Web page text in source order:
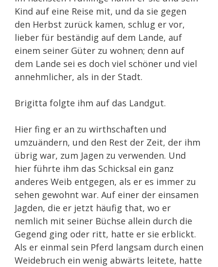
Kind auf eine Reise mit, und da sie gegen
den Herbst zurück kamen, schlug er vor,
lieber für beständig auf dem Lande, auf
einem seiner Güter zu wohnen; denn auf
dem Lande sei es doch viel schöner und viel
annehmlicher, als in der Stadt.
Brigitta folgte ihm auf das Landgut.
Hier fing er an zu wirthschaften und
umzuändern, und den Rest der Zeit, der ihm
übrig war, zum Jagen zu verwenden. Und
hier führte ihm das Schicksal ein ganz
anderes Weib entgegen, als er es immer zu
sehen gewohnt war. Auf einer der einsamen
Jagden, die er jetzt häufig that, wo er
nemlich mit seiner Büchse allein durch die
Gegend ging oder ritt, hatte er sie erblickt.
Als er einmal sein Pferd langsam durch einen
Weidebruch ein wenig abwärts leitete, hatte